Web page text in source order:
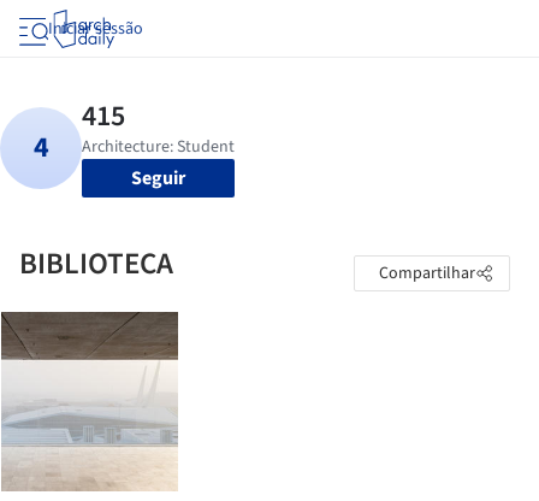
Iniciar sessão
Seguir
BIBLIOTECA Compartilhar